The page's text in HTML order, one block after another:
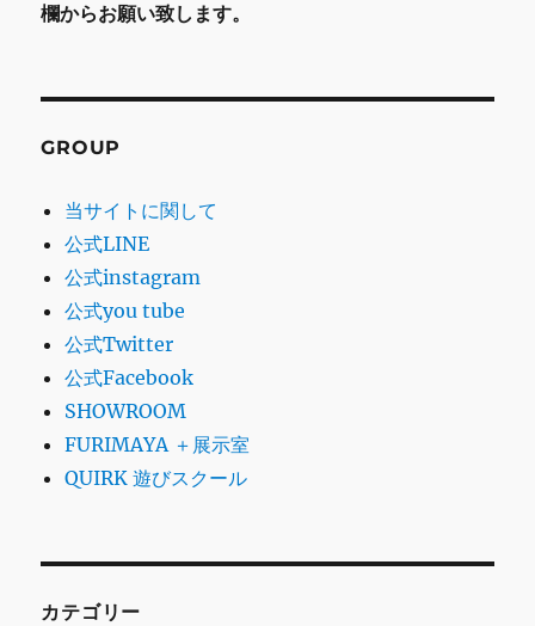
欄からお願い致します。
GROUP
当サイトに関して
公式LINE
公式instagram
公式you tube
公式Twitter
公式Facebook
SHOWROOM
FURIMAYA ＋展示室
QUIRK 遊びスクール
カテゴリー